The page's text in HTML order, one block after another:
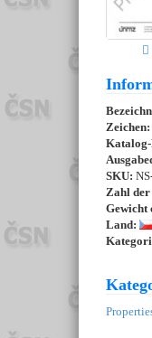
Zeichen:
SKU:
Zahl der
Gewicht
Land: